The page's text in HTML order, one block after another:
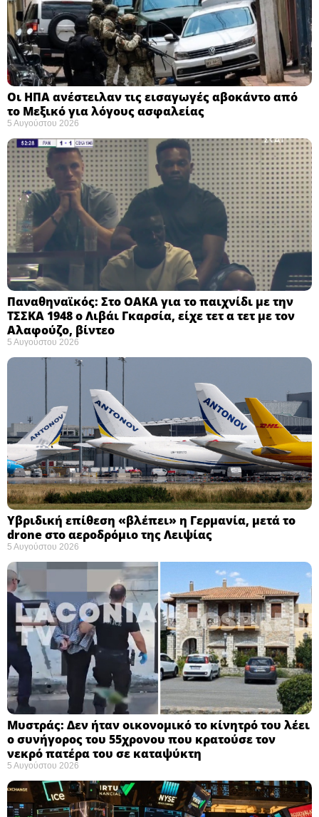
Οι ΗΠΑ ανέστειλαν τις εισαγωγές αβοκάντο από
το Μεξικό για λόγους ασφαλείας
5 Αυγούστου 2026
Παναθηναϊκός: Στο ΟΑΚΑ για το παιχνίδι με την
ΤΣΣΚΑ 1948 ο Λιβάι Γκαρσία, είχε τετ α τετ με τον
Αλαφούζο, βίντεο
5 Αυγούστου 2026
Υβριδική επίθεση «βλέπει» η Γερμανία, μετά το
drone στο αεροδρόμιο της Λειψίας
5 Αυγούστου 2026
Μυστράς: Δεν ήταν οικονομικό το κίνητρό του λέει
ο συνήγορος του 55χρονου που κρατούσε τον
νεκρό πατέρα του σε καταψύκτη
5 Αυγούστου 2026